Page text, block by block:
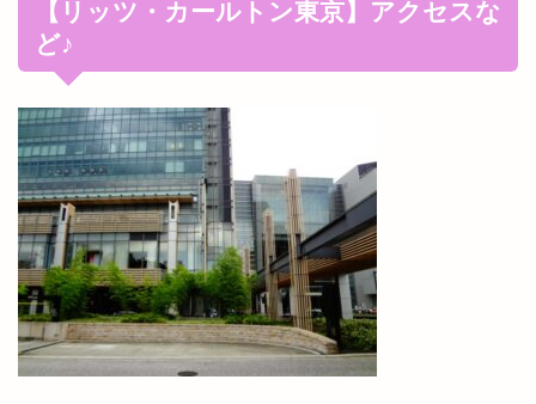
【リッツ・カールトン東京】アクセスな
ど♪